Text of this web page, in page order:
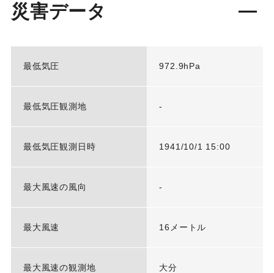
災害データ
最低気圧 972.9hPa
最低気圧観測地 -
最低気圧観測日時 1941/10/1 15:00
最大風速の風向 -
最大風速 16メートル
最大風速の観測地 大分